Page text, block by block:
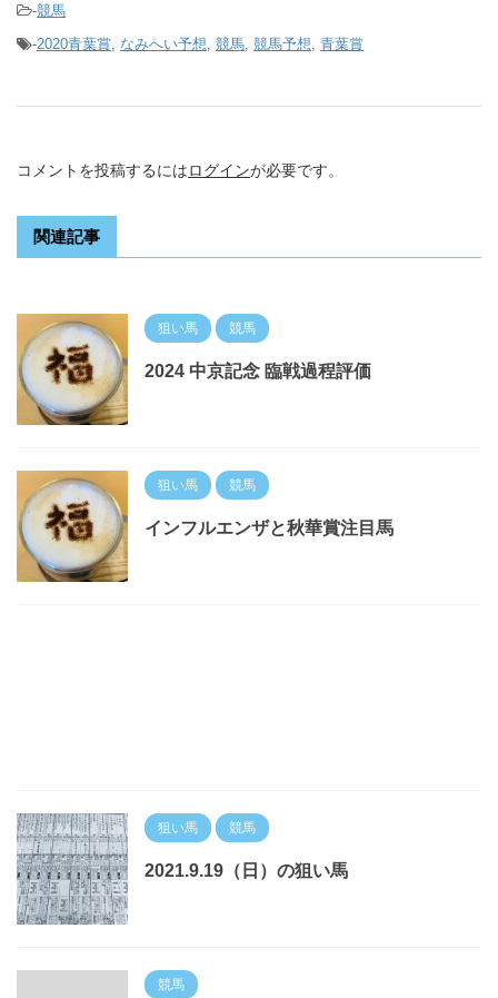
-競馬
-2020青葉賞, なみへい予想, 競馬, 競馬予想, 青葉賞
コメントを投稿するにはログインが必要です。
関連記事
狙い馬 競馬
2024 中京記念 臨戦過程評価
狙い馬 競馬
インフルエンザと秋華賞注目馬
狙い馬 競馬
2021.9.19（日）の狙い馬
競馬